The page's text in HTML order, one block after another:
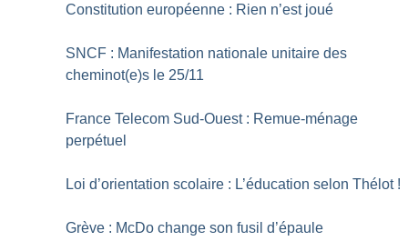
Constitution européenne : Rien n’est joué
SNCF : Manifestation nationale unitaire des
cheminot(e)s le 25/11
France Telecom Sud-Ouest : Remue-ménage
perpétuel
Loi d’orientation scolaire : L’éducation selon Thélot !
Grève : McDo change son fusil d’épaule